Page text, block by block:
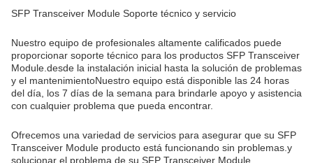
SFP Transceiver Module Soporte técnico y servicio
Nuestro equipo de profesionales altamente calificados puede
proporcionar soporte técnico para los productos SFP Transceiver
Module.desde la instalación inicial hasta la solución de problemas
y el mantenimientoNuestro equipo está disponible las 24 horas
del día, los 7 días de la semana para brindarle apoyo y asistencia
con cualquier problema que pueda encontrar.
Ofrecemos una variedad de servicios para asegurar que su SFP
Transceiver Module producto está funcionando sin problemas.y
solucionar el problema de su SFP Transceiver Module